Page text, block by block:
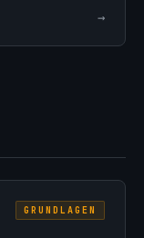
→
GRUNDLAGEN